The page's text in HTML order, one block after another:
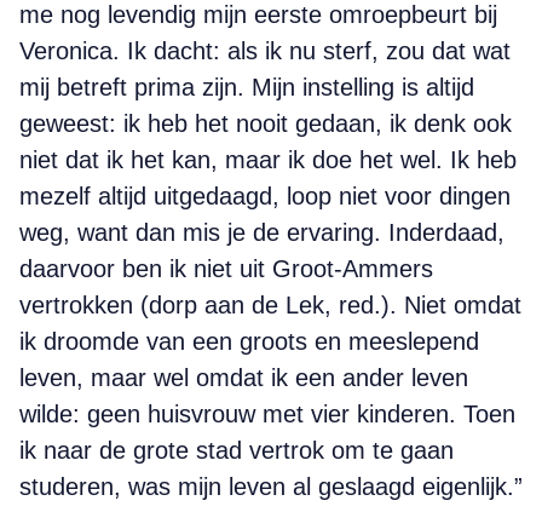
me nog levendig mijn eerste omroepbeurt bij
Veronica. Ik dacht: als ik nu sterf, zou dat wat
mij betreft prima zijn. Mijn instelling is altijd
geweest: ik heb het nooit gedaan, ik denk ook
niet dat ik het kan, maar ik doe het wel. Ik heb
mezelf altijd uitgedaagd, loop niet voor dingen
weg, want dan mis je de ervaring. Inderdaad,
daarvoor ben ik niet uit Groot-Ammers
vertrokken (dorp aan de Lek, red.). Niet omdat
ik droomde van een groots en meeslepend
leven, maar wel omdat ik een ander leven
wilde: geen huisvrouw met vier kinderen. Toen
ik naar de grote stad vertrok om te gaan
studeren, was mijn leven al geslaagd eigenlijk.”